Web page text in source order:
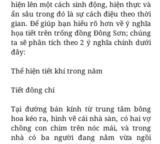
hiện lên một cách sinh động, hiện thực và
ẩn sâu trong đó là sự cách điệu theo thời
gian. Để giúp bạn hiểu rõ hơn về ý nghĩa
họa tiết trên trống đồng Đông Sơn; chúng
ta sẽ phân tích theo 2 ý nghĩa chính dưới
đây:
Thể hiện tiết khí trong năm
Tiết đông chí
Tại đường bán kính từ trung tâm bông
hoa kéo ra, hình vẽ cái nhà sàn, có hai vợ
chồng con chim trên nóc mái, và trong
nhà có ba người đang nằm vừa ngồi